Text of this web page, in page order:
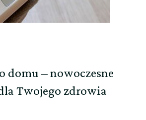
domu – nowoczesne
Twojego zdrowia